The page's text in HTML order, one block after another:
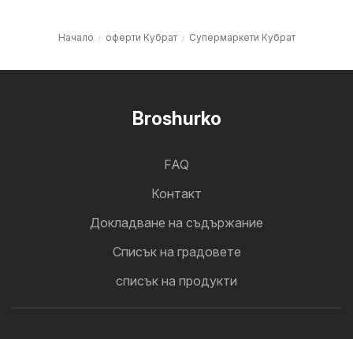
Начало оферти Кубрат Супермаркети Кубрат
Broshurko
FAQ
Контакт
Докладване на съдържание
Cписък на градовете
списък на продукти